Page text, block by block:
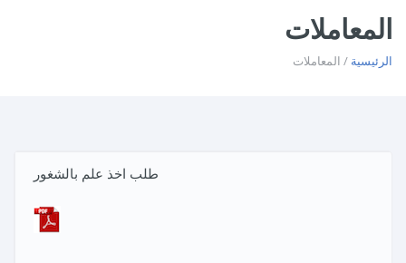
المعاملات
الرئيسية / المعاملات
طلب اخذ علم بالشغور